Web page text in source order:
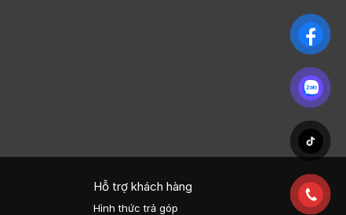
Hỗ trợ khách hàng
Hình thức trả góp